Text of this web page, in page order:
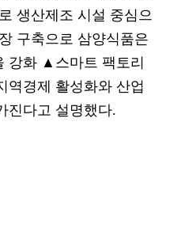
생산제조 시설 중심으
구축으로 삼양식품은
강화 ▲스마트 팩토리
경제 활성화와 산업
진다고 설명했다.